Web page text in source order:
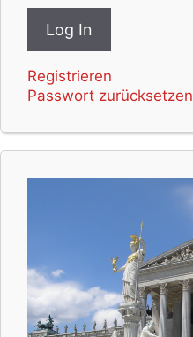
Registrieren
Passwort zurücksetzen